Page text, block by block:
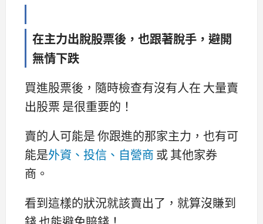
在主力出脫股票後，也跟著脫手，避開
無情下跌
買進股票後，隨時檢查有沒有人在 大量賣
出股票 是很重要的！
賣的人可能是 你跟進的那家主力，也有可
能是外資、投信、自營商 或 其他家券
商。
看到這樣的狀況就該賣出了，就算沒賺到